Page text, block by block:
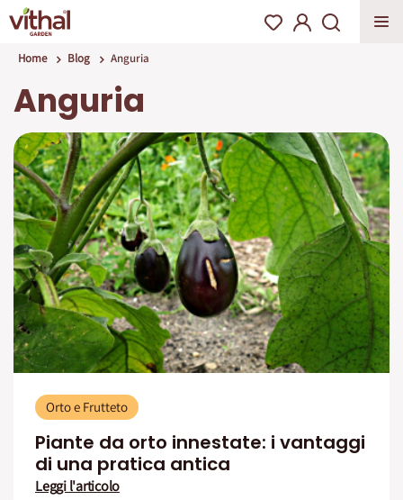
Home Blog Anguria
Anguria
Orto e Frutteto
Piante da orto innestate: i vantaggi
di una pratica antica
Leggi l'articolo